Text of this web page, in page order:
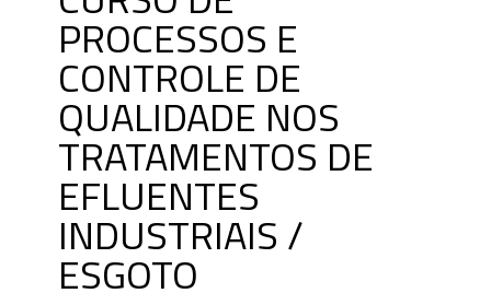
PROCESSOS E
CONTROLE DE
QUALIDADE NOS
TRATAMENTOS DE
EFLUENTES
INDUSTRIAIS /
ESGOTO